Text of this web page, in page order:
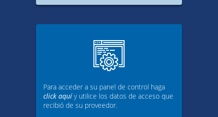
Para acceder a su panel de control haga
click aquíy utilice los datos de acceso que
recibió de su proveedor.